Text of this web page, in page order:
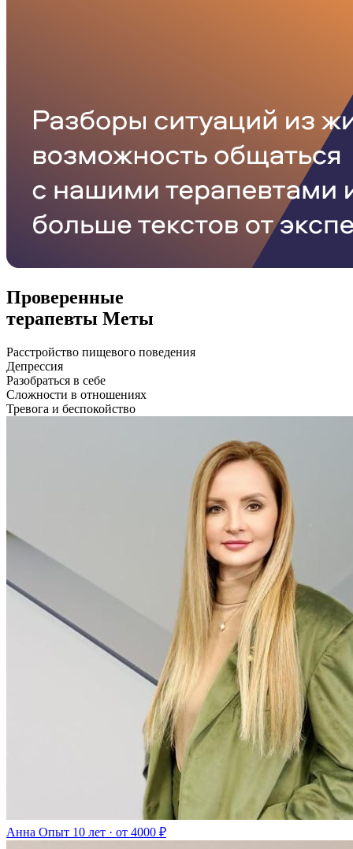
Проверенные
терапевты Меты
Расстройство пищевого поведения
Депрессия
Разобраться в себе
Сложности в отношениях
Тревога и беспокойство
Анна Опыт 10 лет · от 4000 ₽